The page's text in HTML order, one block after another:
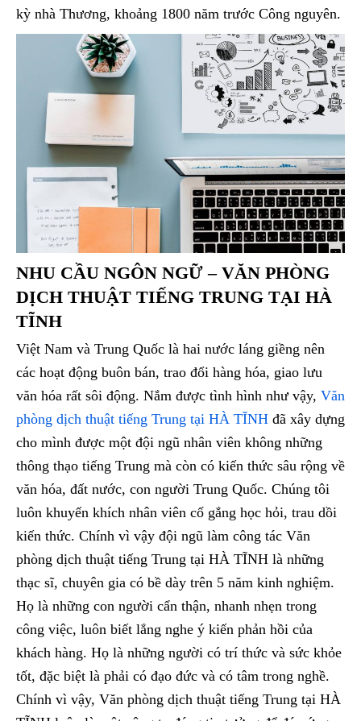
kỳ nhà Thương, khoảng 1800 năm trước Công nguyên.
NHU CẦU NGÔN NGỮ – VĂN PHÒNG
DỊCH THUẬT TIẾNG TRUNG TẠI HÀ
TĨNH
Việt Nam và Trung Quốc là hai nước láng giềng nên
các hoạt động buôn bán, trao đổi hàng hóa, giao lưu
văn hóa rất sôi động. Nắm được tình hình như vậy, Văn
phòng dịch thuật tiếng Trung tại HÀ TĨNH đã xây dựng
cho mình được một đội ngũ nhân viên không những
thông thạo tiếng Trung mà còn có kiến thức sâu rộng về
văn hóa, đất nước, con người Trung Quốc. Chúng tôi
luôn khuyến khích nhân viên cố gắng học hỏi, trau dồi
kiến thức. Chính vì vậy đội ngũ làm công tác Văn
phòng dịch thuật tiếng Trung tại HÀ TĨNH là những
thạc sĩ, chuyên gia có bề dày trên 5 năm kinh nghiệm.
Họ là những con người cẩn thận, nhanh nhẹn trong
công việc, luôn biết lắng nghe ý kiến phản hồi của
khách hàng. Họ là những người có trí thức và sức khỏe
tốt, đặc biệt là phải có đạo đức và có tâm trong nghề.
Chính vì vậy, Văn phòng dịch thuật tiếng Trung tại HÀ